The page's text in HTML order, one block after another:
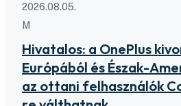
2026.08.05.
M
Hivatalos: a OnePlus
Európából és Észak-
az ottani felhasználók